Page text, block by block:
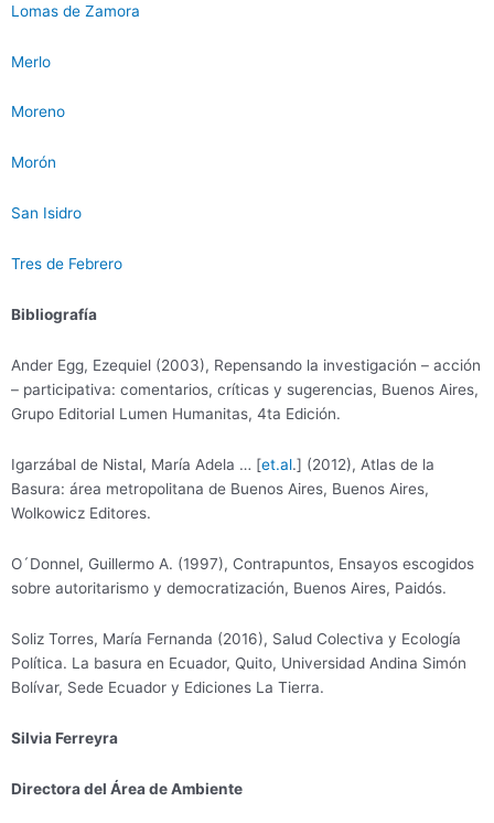
Lomas de Zamora
Merlo
Moreno
Morón
San Isidro
Tres de Febrero
Bibliografía
Ander Egg, Ezequiel (2003), Repensando la investigación – acción
– participativa: comentarios, críticas y sugerencias, Buenos Aires,
Grupo Editorial Lumen Humanitas, 4ta Edición.
Igarzábal de Nistal, María Adela … [et.al.] (2012), Atlas de la
Basura: área metropolitana de Buenos Aires, Buenos Aires,
Wolkowicz Editores.
O´Donnel, Guillermo A. (1997), Contrapuntos, Ensayos escogidos
sobre autoritarismo y democratización, Buenos Aires, Paidós.
Soliz Torres, María Fernanda (2016), Salud Colectiva y Ecología
Política. La basura en Ecuador, Quito, Universidad Andina Simón
Bolívar, Sede Ecuador y Ediciones La Tierra.
Silvia Ferreyra
Directora del Área de Ambiente